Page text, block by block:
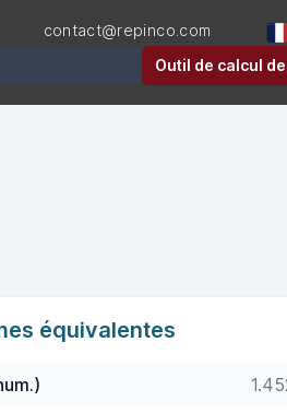
contact@repinco.com
Outil de calcul
équivalentes